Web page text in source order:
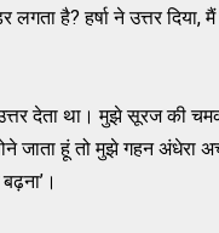
लगता है? हर्षा ने उत्तर
देता था। मुझे सूरज की
जाता हूं तो मुझे गहन अंधेरा